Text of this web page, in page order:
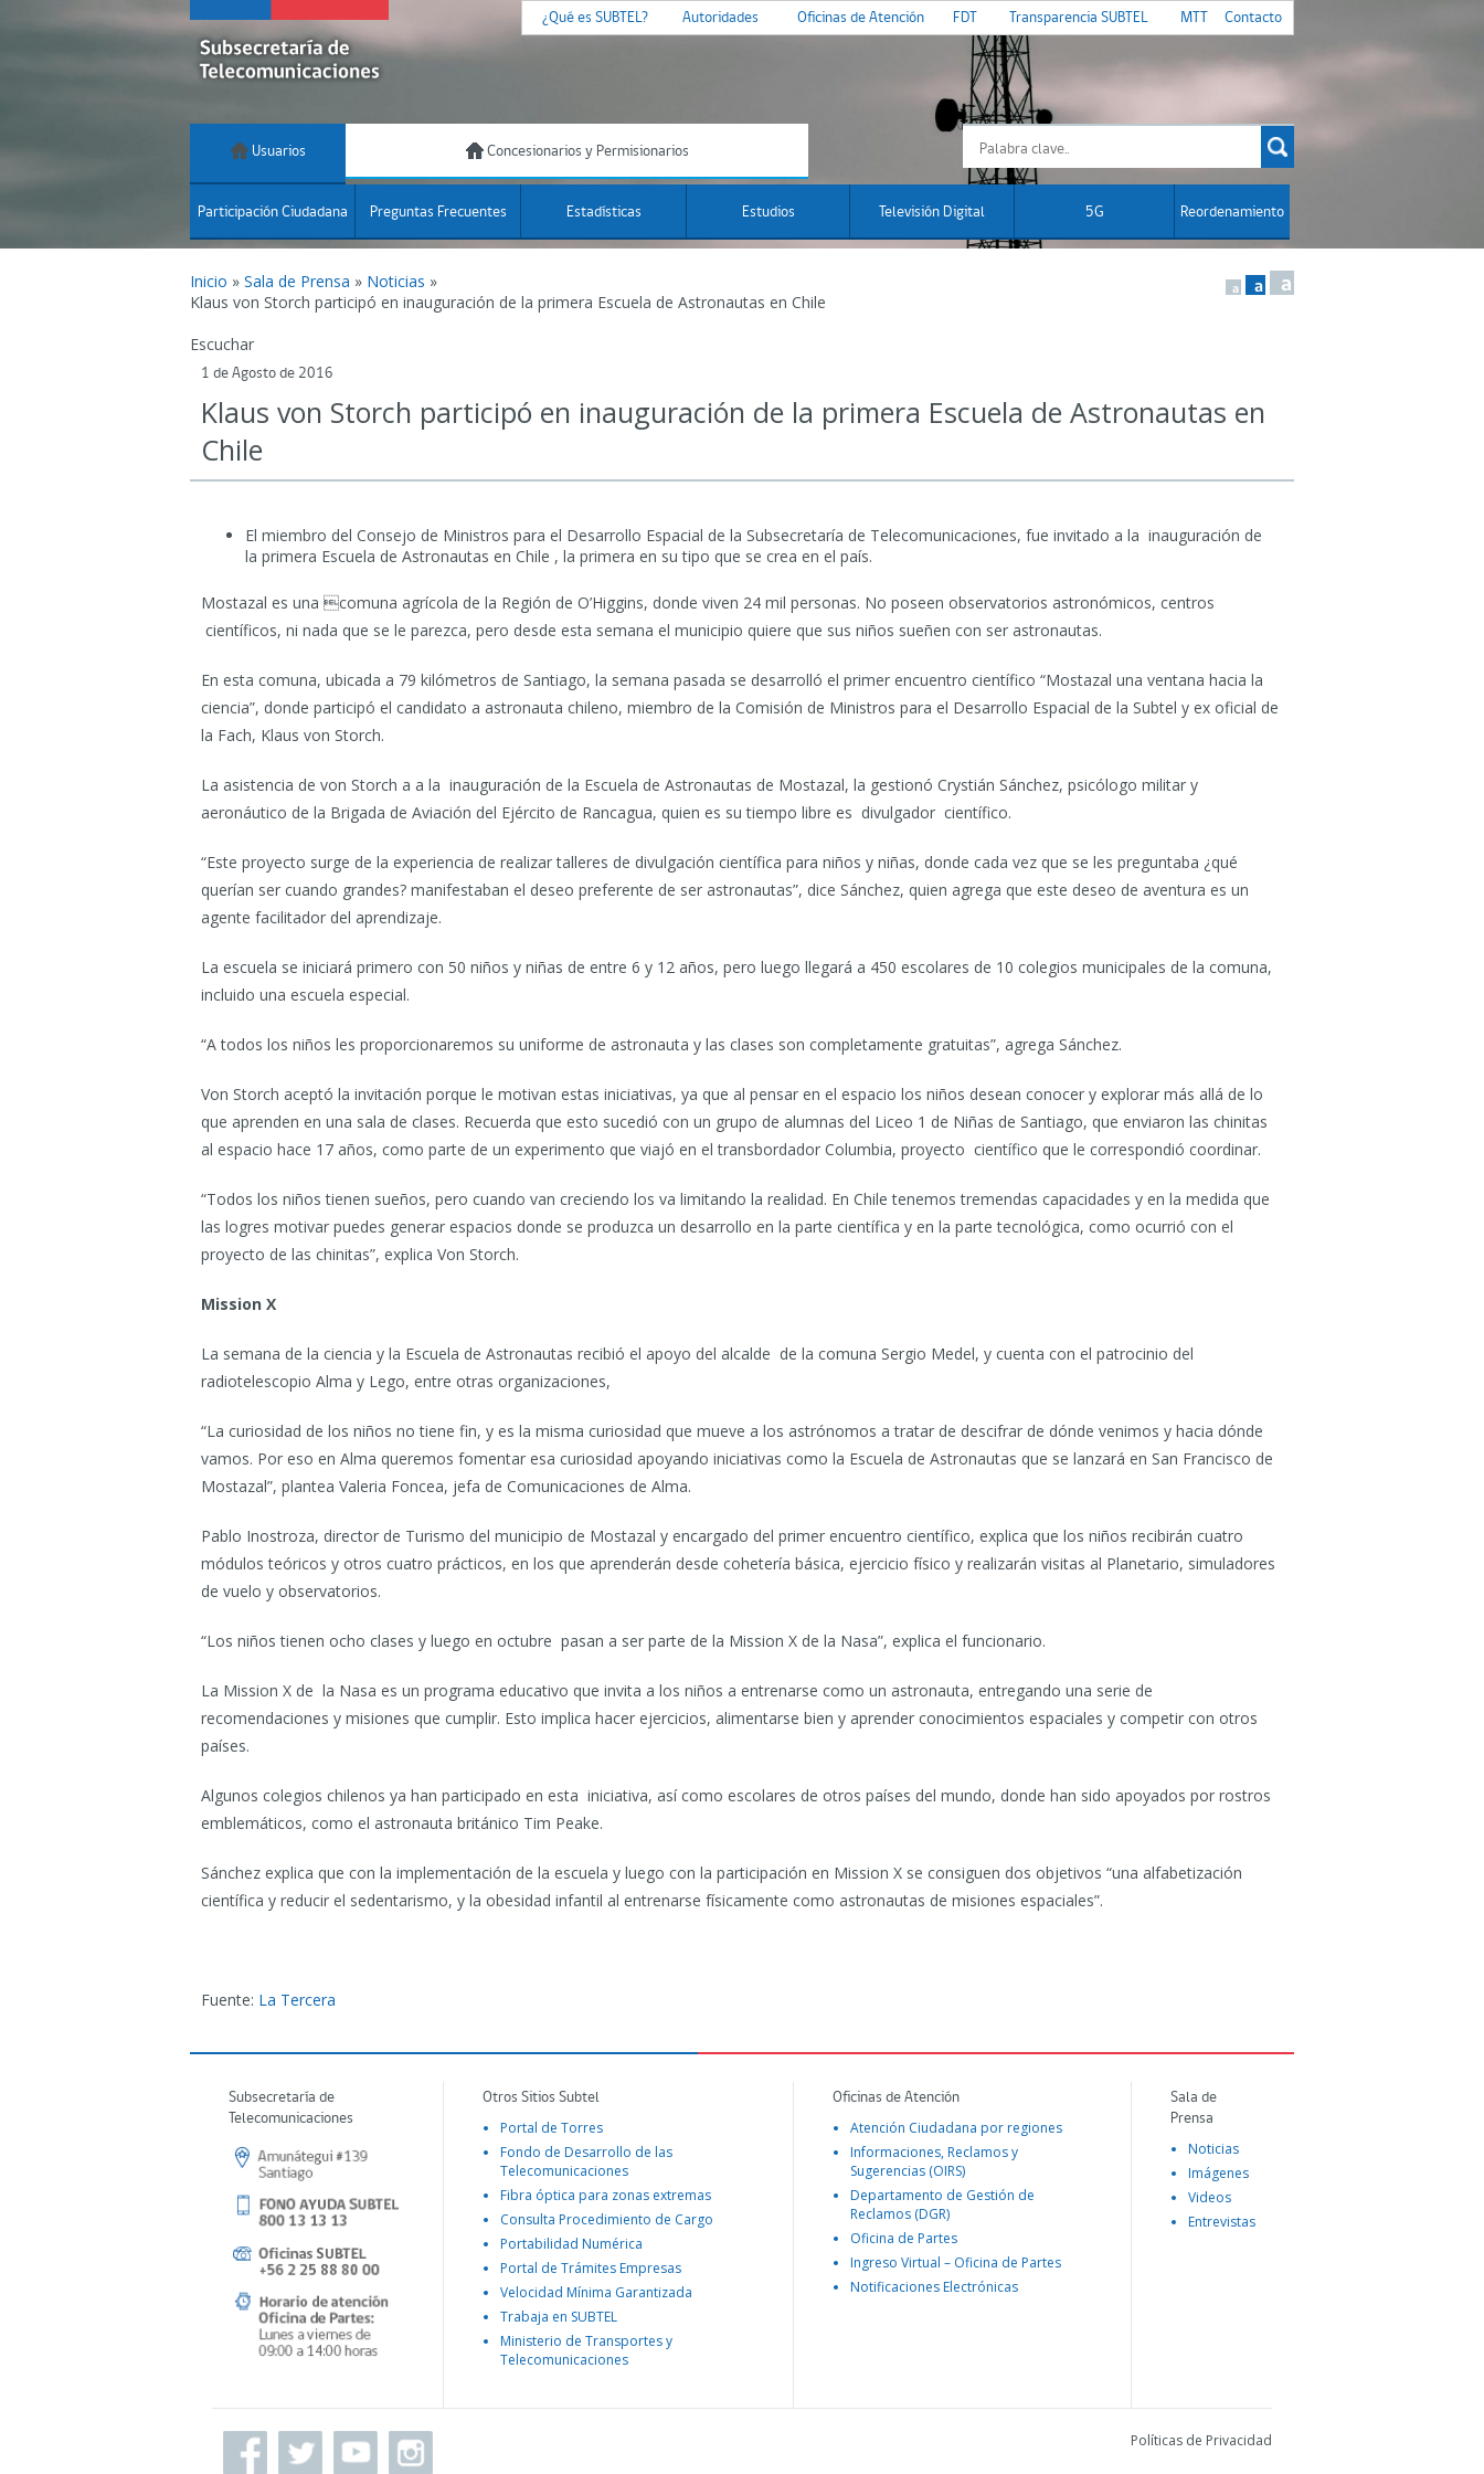
¿Qué es SUBTEL? Autoridades Oficinas de Atención FDT Transparencia SUBTEL MTT Contacto
Usuarios Concesionarios y Permisionarios
Participación Ciudadana Preguntas Frecuentes Estadísticas Estudios Televisión Digital 5G Reordenamiento
Inicio » Sala de Prensa » Noticias »
Klaus von Storch participó en inauguración de la primera Escuela de Astronautas en Chile
a a a
Escuchar
1 de Agosto de 2016
Klaus von Storch participó en inauguración de la primera Escuela de Astronautas en
Chile
El miembro del Consejo de Ministros para el Desarrollo Espacial de la Subsecretaría de Telecomunicaciones, fue invitado a la inauguración de
la primera Escuela de Astronautas en Chile , la primera en su tipo que se crea en el país.
Mostazal es una comuna agrícola de la Región de O’Higgins, donde viven 24 mil personas. No poseen observatorios astronómicos, centros
científicos, ni nada que se le parezca, pero desde esta semana el municipio quiere que sus niños sueñen con ser astronautas.
En esta comuna, ubicada a 79 kilómetros de Santiago, la semana pasada se desarrolló el primer encuentro científico “Mostazal una ventana hacia la
ciencia”, donde participó el candidato a astronauta chileno, miembro de la Comisión de Ministros para el Desarrollo Espacial de la Subtel y ex oficial de
la Fach, Klaus von Storch.
La asistencia de von Storch a a la inauguración de la Escuela de Astronautas de Mostazal, la gestionó Crystián Sánchez, psicólogo militar y
aeronáutico de la Brigada de Aviación del Ejército de Rancagua, quien es su tiempo libre es divulgador científico.
“Este proyecto surge de la experiencia de realizar talleres de divulgación científica para niños y niñas, donde cada vez que se les preguntaba ¿qué
querían ser cuando grandes? manifestaban el deseo preferente de ser astronautas”, dice Sánchez, quien agrega que este deseo de aventura es un
agente facilitador del aprendizaje.
La escuela se iniciará primero con 50 niños y niñas de entre 6 y 12 años, pero luego llegará a 450 escolares de 10 colegios municipales de la comuna,
incluido una escuela especial.
“A todos los niños les proporcionaremos su uniforme de astronauta y las clases son completamente gratuitas”, agrega Sánchez.
Von Storch aceptó la invitación porque le motivan estas iniciativas, ya que al pensar en el espacio los niños desean conocer y explorar más allá de lo
que aprenden en una sala de clases. Recuerda que esto sucedió con un grupo de alumnas del Liceo 1 de Niñas de Santiago, que enviaron las chinitas
al espacio hace 17 años, como parte de un experimento que viajó en el transbordador Columbia, proyecto científico que le correspondió coordinar.
“Todos los niños tienen sueños, pero cuando van creciendo los va limitando la realidad. En Chile tenemos tremendas capacidades y en la medida que
las logres motivar puedes generar espacios donde se produzca un desarrollo en la parte científica y en la parte tecnológica, como ocurrió con el
proyecto de las chinitas”, explica Von Storch.
Mission X
La semana de la ciencia y la Escuela de Astronautas recibió el apoyo del alcalde de la comuna Sergio Medel, y cuenta con el patrocinio del
radiotelescopio Alma y Lego, entre otras organizaciones,
“La curiosidad de los niños no tiene fin, y es la misma curiosidad que mueve a los astrónomos a tratar de descifrar de dónde venimos y hacia dónde
vamos. Por eso en Alma queremos fomentar esa curiosidad apoyando iniciativas como la Escuela de Astronautas que se lanzará en San Francisco de
Mostazal”, plantea Valeria Foncea, jefa de Comunicaciones de Alma.
Pablo Inostroza, director de Turismo del municipio de Mostazal y encargado del primer encuentro científico, explica que los niños recibirán cuatro
módulos teóricos y otros cuatro prácticos, en los que aprenderán desde cohetería básica, ejercicio físico y realizarán visitas al Planetario, simuladores
de vuelo y observatorios.
“Los niños tienen ocho clases y luego en octubre pasan a ser parte de la Mission X de la Nasa”, explica el funcionario.
La Mission X de la Nasa es un programa educativo que invita a los niños a entrenarse como un astronauta, entregando una serie de
recomendaciones y misiones que cumplir. Esto implica hacer ejercicios, alimentarse bien y aprender conocimientos espaciales y competir con otros
países.
Algunos colegios chilenos ya han participado en esta iniciativa, así como escolares de otros países del mundo, donde han sido apoyados por rostros
emblemáticos, como el astronauta británico Tim Peake.
Sánchez explica que con la implementación de la escuela y luego con la participación en Mission X se consiguen dos objetivos “una alfabetización
científica y reducir el sedentarismo, y la obesidad infantil al entrenarse físicamente como astronautas de misiones espaciales”.
Fuente: La Tercera
Subsecretaría de
Telecomunicaciones
Otros Sitios Subtel
Portal de Torres
Fondo de Desarrollo de las
Telecomunicaciones
Fibra óptica para zonas extremas
Consulta Procedimiento de Cargo
Portabilidad Numérica
Portal de Trámites Empresas
Velocidad Mínima Garantizada
Trabaja en SUBTEL
Ministerio de Transportes y
Telecomunicaciones
Oficinas de Atención
Atención Ciudadana por regiones
Informaciones, Reclamos y
Sugerencias (OIRS)
Departamento de Gestión de
Reclamos (DGR)
Oficina de Partes
Ingreso Virtual – Oficina de Partes
Notificaciones Electrónicas
Sala de
Prensa
Noticias
Imágenes
Videos
Entrevistas
Políticas de Privacidad